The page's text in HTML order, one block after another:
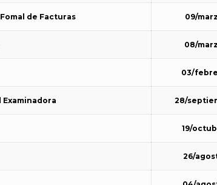
de Facturas 09/
08/
03/
28/
19/
26/